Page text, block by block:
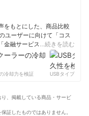
まったく違ったものを
日々の紅茶生活を綴った
情報、アフタヌーンティ
お茶会での季節感、テー
スイーツ＆フーズ選びな
ではのこだわりが感じら
本ブログ村ランキングで
をもとにした、商品比較
ユーザーに向けて「コス
金融サービス」まで、ベ
に、毎日コンテンツを制
フィール
…続きを読む
却力を検証
USBタイプCケー
、掲載している商品・サービ
証したものではありません。